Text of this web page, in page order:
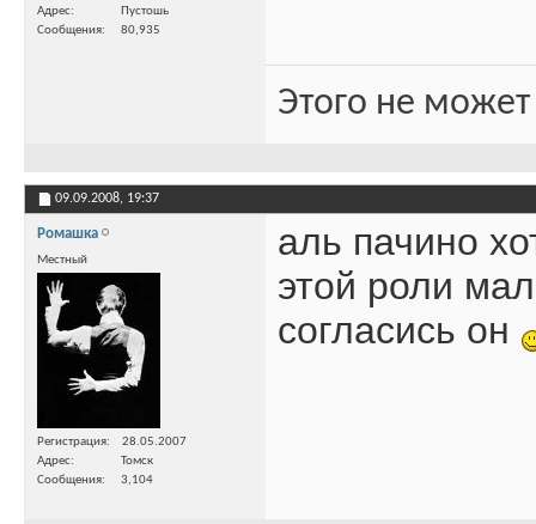
Адрес
Пустошь
Сообщения
80,935
Этого не
09.09.2008, 19:37
Ромашка
Местный
Регистрация
28.05.2007
Адрес
Томск
Сообщения
3,104
аль пачино
этой роли
согласись он